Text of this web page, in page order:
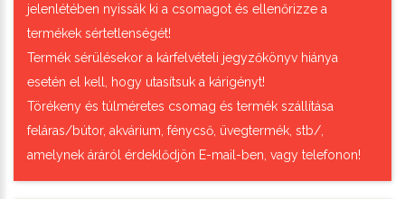
jelenlétében nyissák ki a csomagot és ellenőrizze a
termékek sértetlenségét!
Termék sérülésekor a kárfelvételi jegyzőkönyv hiánya
esetén el kell, hogy utasítsuk a kárigényt!
Törékeny és túlméretes csomag és termék szállítása
feláras/bútor, akvárium, fénycső, üvegtermék, stb/,
amelynek áráról érdeklődjön E-mail-ben, vagy telefonon!